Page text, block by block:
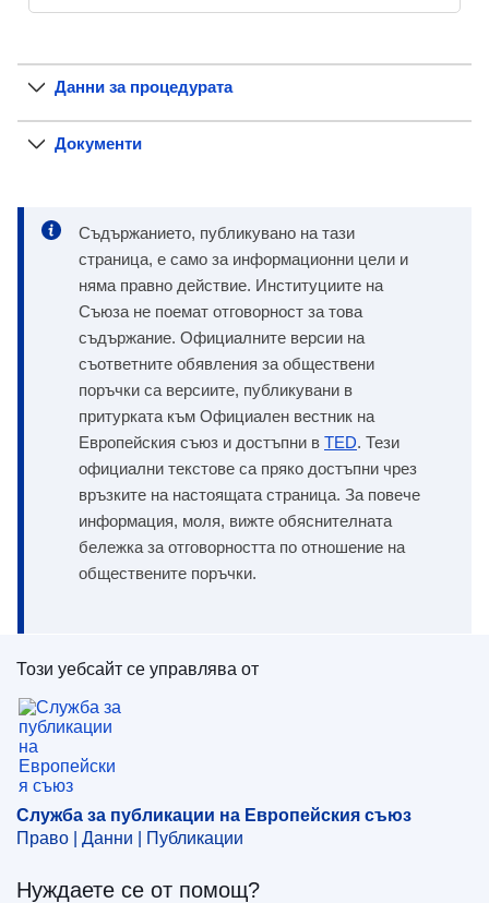
Данни за процедурата
Документи
Съдържанието, публикувано на тази
страница, е само за информационни цели и
няма правно действие. Институциите на
Съюза не поемат отговорност за това
съдържание. Официалните версии на
съответните обявления за обществени
поръчки са версиите, публикувани в
притурката към Официален вестник на
Европейския съюз и достъпни в TED. Тези
официални текстове са пряко достъпни чрез
връзките на настоящата страница. За повече
информация, моля, вижте обяснителната
бележка за отговорността по отношение на
обществените поръчки.
Служба за публикации на Европейския съюз
Този уебсайт се управлява от
Служба за публикации на Европейския съюз
Право | Данни | Публикации
Нуждаете се от помощ?